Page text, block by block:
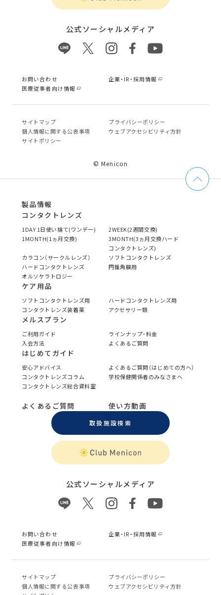
公式ソーシャルメディア
お問い合わせ
企業・IR・採用情報
医療従事者向け情報
サイトマップ
プライバシーポリシー
個⼈情報に関する公表事項
ウェブアクセシビリティ方針
サイトポリシー
© Menicon
製品情報
コンタクトレンズ
1DAY 1日使い捨て(ワンデー)
2WEEK(2週間交換)
1MONTH(1ヵ月交換)
3MONTH(3ヵ月交換ハード
コンタクトレンズ)
カラコン（サークルレンズ）
ソフトコンタクトレンズ
ハードコンタクトレンズ
円錐角膜用
オルソケラトロジー
ケア用品
ソフトコンタクトレンズ用
ハードコンタクトレンズ用
コンタクトレンズ装着薬
アクセサリー類
メルスプラン
ご利用ガイド
ラインナップ・料金
入会方法
よくあるご質問
はじめてガイド
安心アドバイス
よくあるご質問（はじめての方へ）
コンタクトレンズコラム
学校保健関係者のみなさまへ
コンタクトレンズ総合資料室
よくあるご質問 使い方動画
取扱施設検索
公式ソーシャルメディア
お問い合わせ
企業・IR・採用情報
医療従事者向け情報
サイトマップ
プライバシーポリシー
個⼈情報に関する公表事項
ウェブアクセシビリティ方針